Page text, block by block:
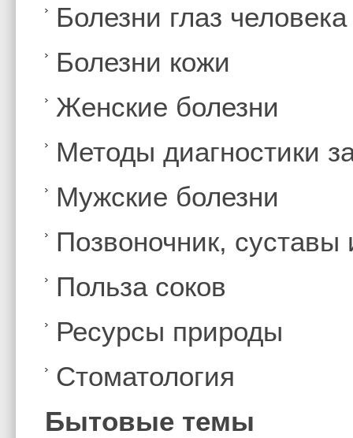
Болезни глаз человека
Болезни кожи
Женские болезни
Методы диагностики
Мужские болезни
Позвоночник,
Польза соков
Ресурсы природы
Стоматология
Бытовые темы